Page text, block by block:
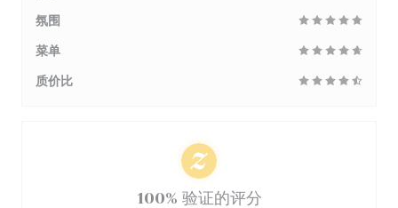
氛围
菜单
质价比
100% 验证的评分